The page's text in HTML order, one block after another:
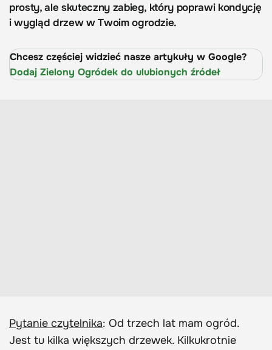
prosty, ale skuteczny zabieg, który poprawi kondycję
i wygląd drzew w Twoim ogrodzie.
Chcesz częściej widzieć nasze artykuły w Google?
Dodaj Zielony Ogródek do ulubionych źródeł
Pytanie czytelnika: Od trzech lat mam ogród.
Jest tu kilka większych drzewek. Kilkukrotnie